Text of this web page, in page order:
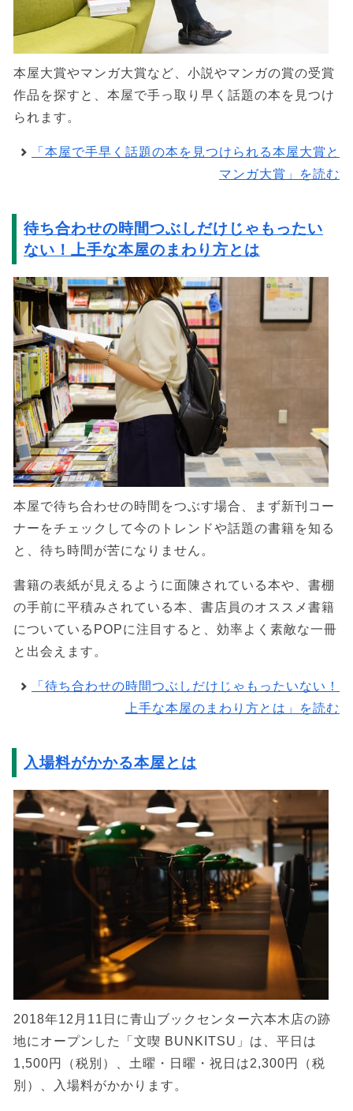
本屋大賞やマンガ大賞など、小説やマンガの賞の受賞
作品を探すと、本屋で手っ取り早く話題の本を見つけ
られます。
「本屋で手早く話題の本を見つけられる本屋大賞と
マンガ大賞」を読む
待ち合わせの時間つぶしだけじゃもったい
ない！上手な本屋のまわり方とは
本屋で待ち合わせの時間をつぶす場合、まず新刊コー
ナーをチェックして今のトレンドや話題の書籍を知る
と、待ち時間が苦になりません。
書籍の表紙が見えるように面陳されている本や、書棚
の手前に平積みされている本、書店員のオススメ書籍
についているPOPに注目すると、効率よく素敵な一冊
と出会えます。
「待ち合わせの時間つぶしだけじゃもったいない！
上手な本屋のまわり方とは」を読む
入場料がかかる本屋とは
2018年12月11日に青山ブックセンター六本木店の跡
地にオープンした「文喫 BUNKITSU」は、平日は
1,500円（税別）、土曜・日曜・祝日は2,300円（税
別）、入場料がかかります。